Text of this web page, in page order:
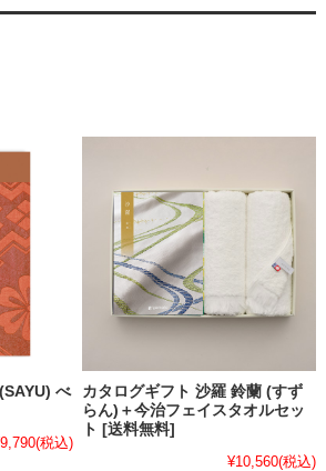
べ
(税込)
カタログギフト 沙羅 鈴蘭 (すず
らん)＋今治フェイスタオルセッ
ト [送料無料]
¥10,560(税込)